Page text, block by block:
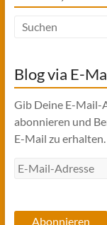
Blog via E-
Gib Deine E-Mail-
abonnieren und
E-Mail zu erhalten.
E-
Abonnieren